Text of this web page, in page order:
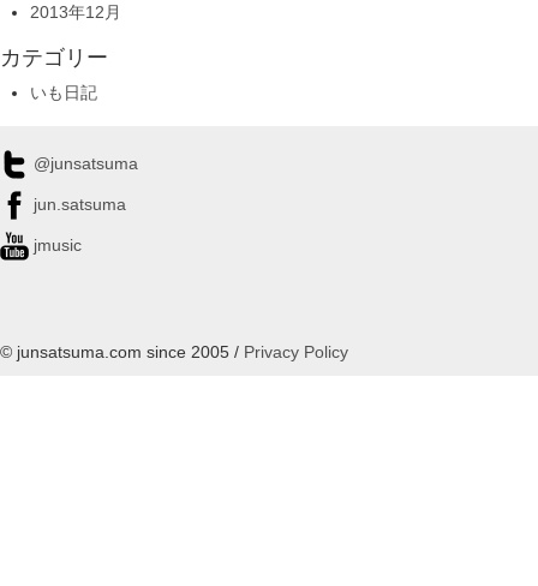
2013年12月
カテゴリー
いも日記
@junsatsuma
jun.satsuma
jmusic
© junsatsuma.com since 2005 / Privacy Policy